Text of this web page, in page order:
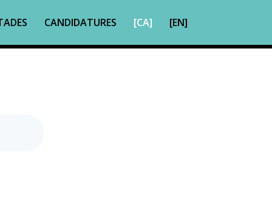
CANDIDATURES [CA] [EN]